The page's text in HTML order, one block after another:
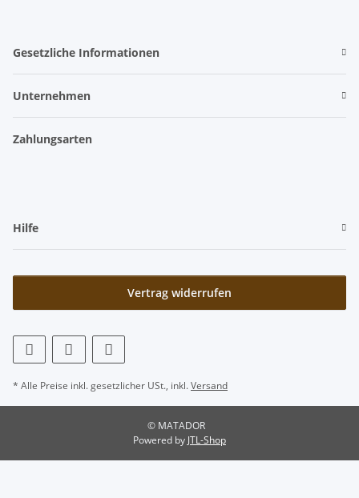
Gesetzliche Informationen
Unternehmen
Zahlungsarten
Hilfe
Vertrag widerrufen
* Alle Preise inkl. gesetzlicher USt., inkl.Versand
© MATADOR
Powered by JTL-Shop